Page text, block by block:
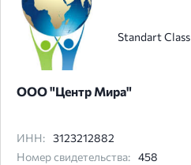
Standart Class
ООО "Центр Мира"
ИНН: 3123212882
Номер свидетельства: 458